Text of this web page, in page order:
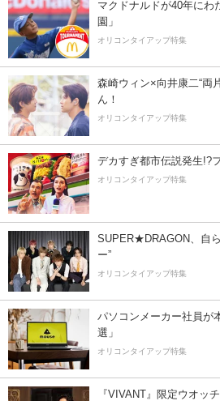
マクドナルドが40年にわ
園」
オリコンタイアップ特集
森崎ウィン×向井康二“両
ん！
オリコンタイアップ特集
デカすぎ都市伝説発生!?
オリコンタイアップ特集
SUPER★DRAGON、自
ー”
オリコンタイアップ特集
パソコンメーカー社員が
選」
オリコンタイアップ特集
『VIVANT』限定ウオッ